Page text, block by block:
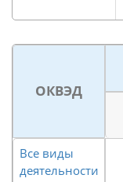
ОКВЭД
Все виды
деятельности